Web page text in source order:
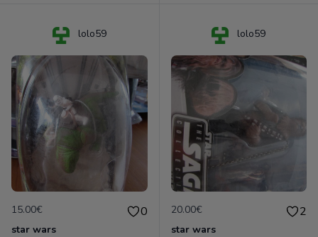
lolo59
15.00€ 0
star wars
lolo59
20.00€ 2
star wars